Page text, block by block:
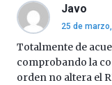
Javo
25 de
Totalmente de
comprobando la
orden no altera el